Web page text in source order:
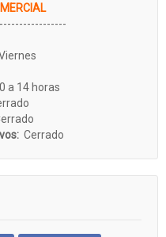
a 14 horas
Cerrado